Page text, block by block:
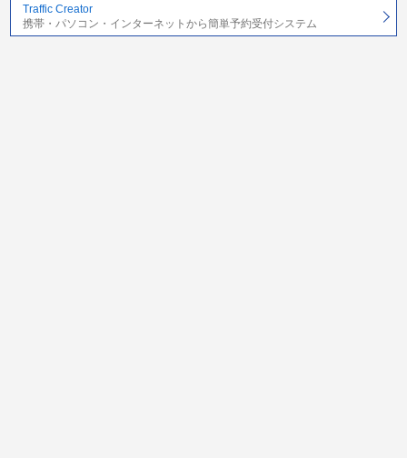
Traffic Creator
携帯・パソコン・インターネットから簡単予約受付システム